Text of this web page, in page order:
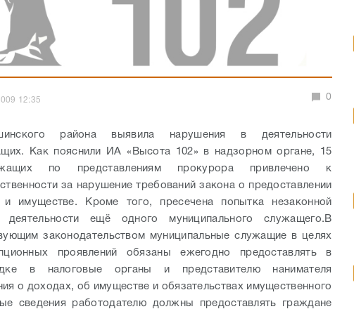
12:35 0
района выявила нарушения в деятельности
Как пояснили ИА «Высота 102» в надзорном органе, 15
по представлениям прокурора привлечено к
за нарушение требований закона о предоставлении
имуществе. Кроме того, пресечена попытка незаконной
деятельности ещё одного муниципального служащего. В
законодательством муниципальные служащие в целях
проявлений обязаны ежегодно предоставлять в
в налоговые органы и представителю нанимателя
о доходах, об имуществе и обязательствах имущественного
сведения работодателю должны предоставлять граждане